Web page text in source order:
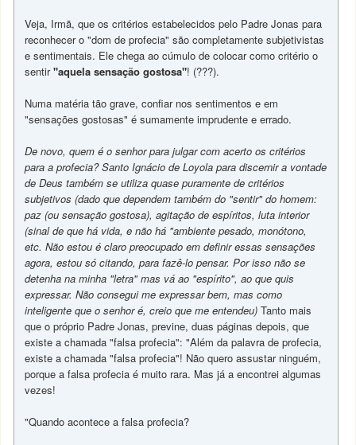
Veja, Irmã, que os critérios estabelecidos pelo Padre Jonas para
reconhecer o "dom de profecia" são completamente subjetivistas
e sentimentais. Ele chega ao cúmulo de colocar como critério o
sentir"aquela sensação gostosa"! (???).
Numa matéria tão grave, confiar nos sentimentos e em
"sensações gostosas" é sumamente imprudente e errado.
De novo, quem é o senhor para julgar com acerto os critérios
para a profecia? Santo Ignácio de Loyola para discernir a vontade
de Deus também se utiliza quase puramente de critérios
subjetivos (dado que dependem também do "sentir" do homem:
paz (ou sensação gostosa), agitação de espíritos, luta interior
(sinal de que há vida, e não há "ambiente pesado, monótono,
etc. Não estou é claro preocupado em definir essas sensações
agora, estou só citando, para fazê-lo pensar. Por isso não se
detenha na minha "letra" mas vá ao "espírito", ao que quis
expressar. Não consegui me expressar bem, mas como
inteligente que o senhor é, creio que me entendeu) Tanto mais
que o próprio Padre Jonas, previne, duas páginas depois, que
existe a chamada "falsa profecia": "Além da palavra de profecia,
existe a chamada "falsa profecia"! Não quero assustar ninguém,
porque a falsa profecia é muito rara. Mas já a encontrei algumas
vezes!
"Quando acontece a falsa profecia?